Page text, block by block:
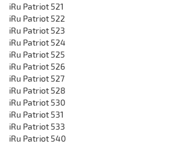
iRu Patriot 521
iRu Patriot 522
iRu Patriot 523
iRu Patriot 524
iRu Patriot 525
iRu Patriot 526
iRu Patriot 527
iRu Patriot 528
iRu Patriot 530
iRu Patriot 531
iRu Patriot 533
iRu Patriot 540